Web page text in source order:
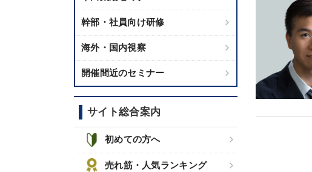
幹部・社員向け研修
海外・国内視察
開催間近のセミナー
サイト総合案内
初めての方へ
売れ筋・人気ランキング